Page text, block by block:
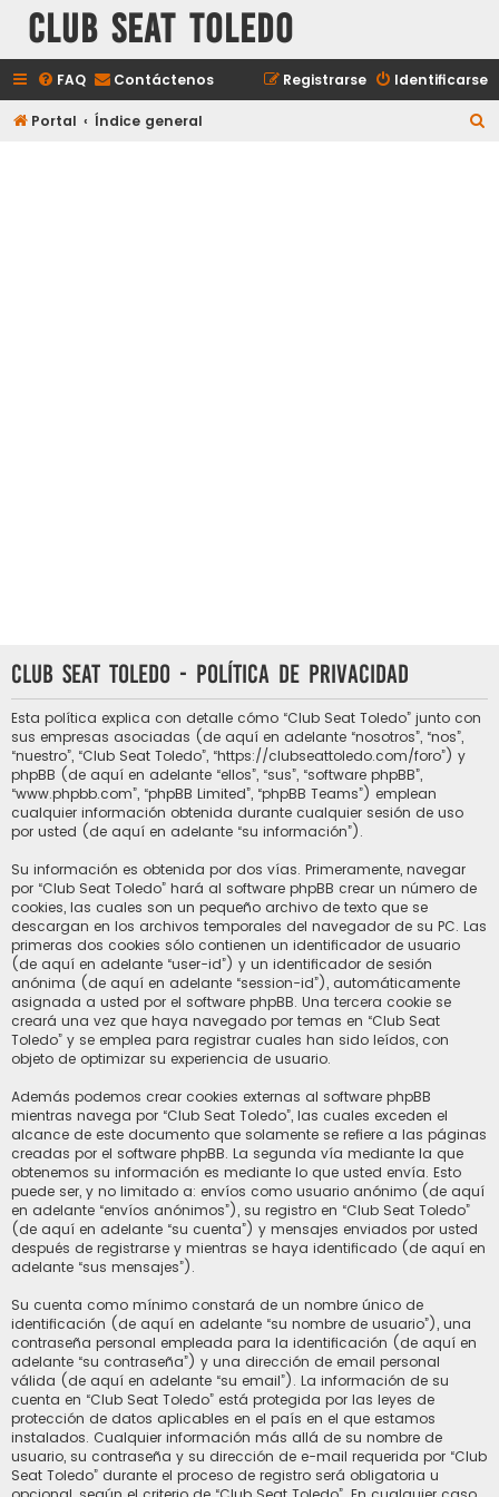
Club Seat Toledo
FAQ Contáctenos Identificarse
Registrarse
Portal Índice general
Club Seat Toledo - Política de privacidad
Esta política explica con detalle cómo “Club Seat Toledo” junto con
sus empresas asociadas (de aquí en adelante “nosotros”, “nos”,
“nuestro”, “Club Seat Toledo”, “https://clubseattoledo.com/foro”) y
phpBB (de aquí en adelante “ellos”, “sus”, “software phpBB”,
“www.phpbb.com”, “phpBB Limited”, “phpBB Teams”) emplean
cualquier información obtenida durante cualquier sesión de uso
por usted (de aquí en adelante “su información”).
Su información es obtenida por dos vías. Primeramente, navegar
por “Club Seat Toledo” hará al software phpBB crear un número de
cookies, las cuales son un pequeño archivo de texto que se
descargan en los archivos temporales del navegador de su PC. Las
primeras dos cookies sólo contienen un identificador de usuario
(de aquí en adelante “user-id”) y un identificador de sesión
anónima (de aquí en adelante “session-id”), automáticamente
asignada a usted por el software phpBB. Una tercera cookie se
creará una vez que haya navegado por temas en “Club Seat
Toledo” y se emplea para registrar cuales han sido leídos, con
objeto de optimizar su experiencia de usuario.
Además podemos crear cookies externas al software phpBB
mientras navega por “Club Seat Toledo”, las cuales exceden el
alcance de este documento que solamente se refiere a las páginas
creadas por el software phpBB. La segunda vía mediante la que
obtenemos su información es mediante lo que usted envía. Esto
puede ser, y no limitado a: envíos como usuario anónimo (de aquí
en adelante “envíos anónimos”), su registro en “Club Seat Toledo”
(de aquí en adelante “su cuenta”) y mensajes enviados por usted
después de registrarse y mientras se haya identificado (de aquí en
adelante “sus mensajes”).
Su cuenta como mínimo constará de un nombre único de
identificación (de aquí en adelante “su nombre de usuario”), una
contraseña personal empleada para la identificación (de aquí en
adelante “su contraseña”) y una dirección de email personal
válida (de aquí en adelante “su email”). La información de su
cuenta en “Club Seat Toledo” está protegida por las leyes de
protección de datos aplicables en el país en el que estamos
instalados. Cualquier información más allá de su nombre de
usuario, su contraseña y su dirección de e-mail requerida por “Club
Seat Toledo” durante el proceso de registro será obligatoria u